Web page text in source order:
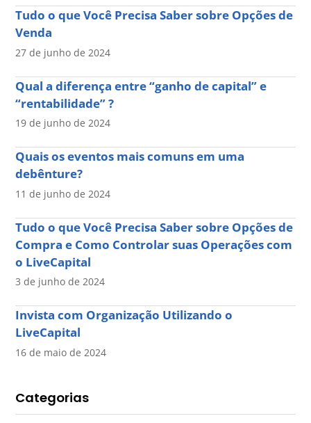
Tudo o que Você Precisa Saber sobre Opções de
Venda
27 de junho de 2024
Qual a diferença entre “ganho de capital” e
“rentabilidade” ?
19 de junho de 2024
Quais os eventos mais comuns em uma
debênture?
11 de junho de 2024
Tudo o que Você Precisa Saber sobre Opções de
Compra e Como Controlar suas Operações com
o LiveCapital
3 de junho de 2024
Invista com Organização Utilizando o
LiveCapital
16 de maio de 2024
Categorias